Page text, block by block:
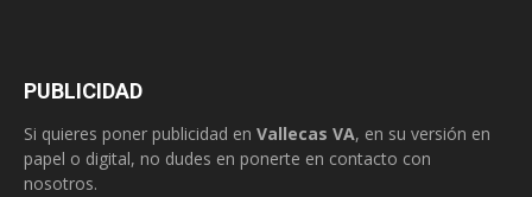
PUBLICIDAD
Si quieres poner publicidad en Vallecas VA, en su versión en
papel o digital, no dudes en ponerte en contacto con
nosotros.